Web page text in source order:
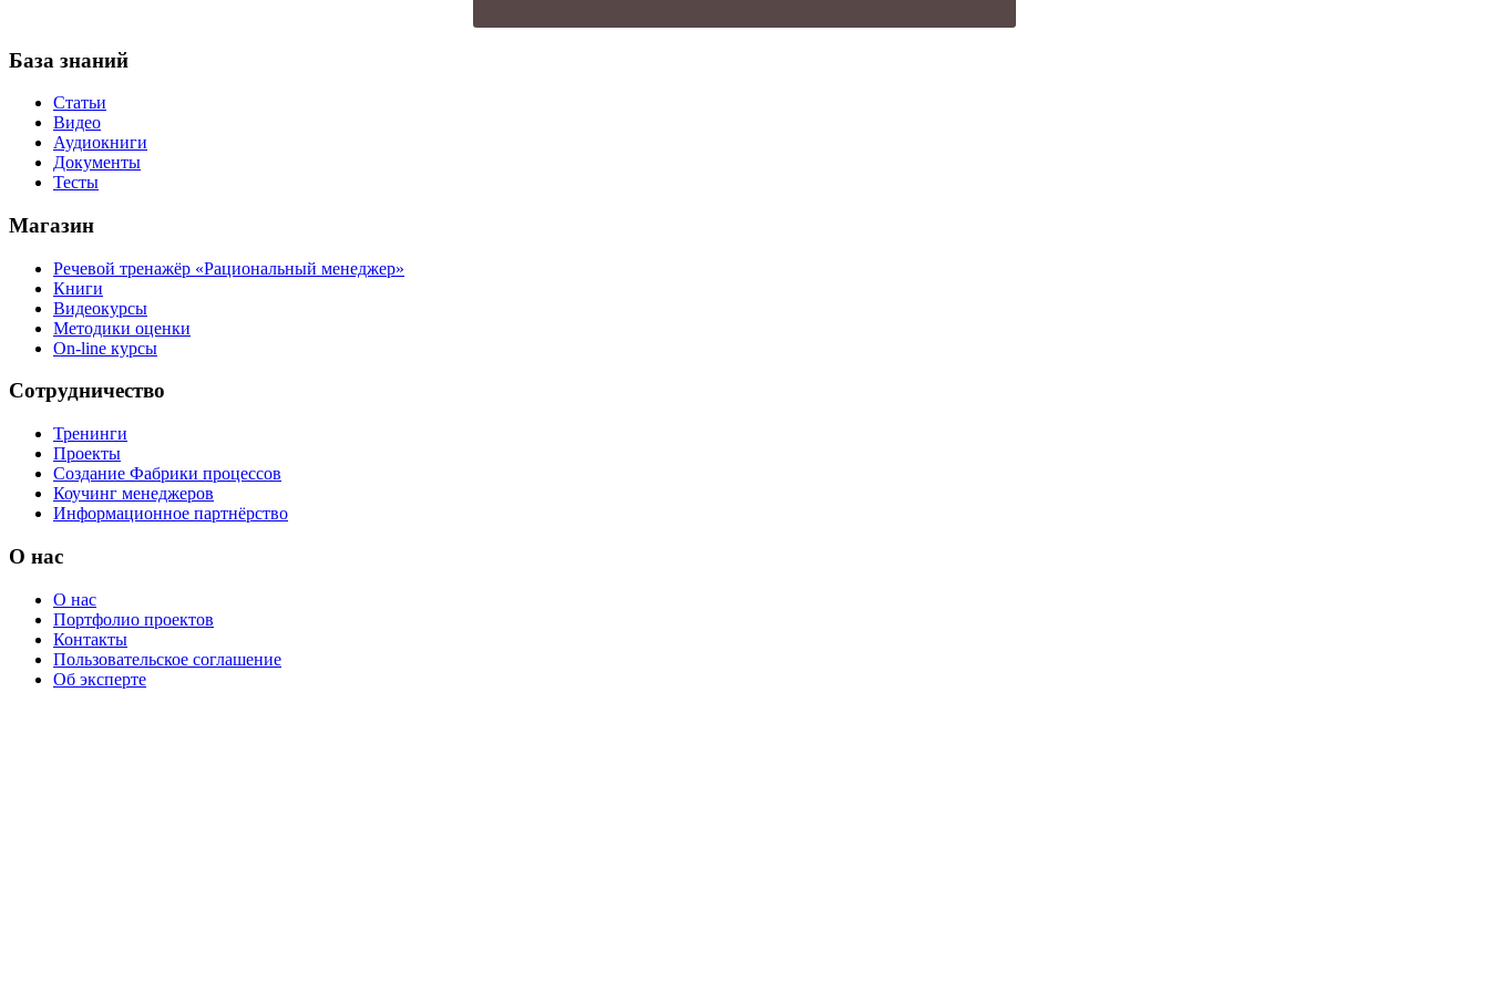
База знаний
Статьи
Видео
Аудиокниги
Документы
Тесты
Магазин
Речевой тренажёр «Рациональный менеджер»
Книги
Видеокурсы
Методики оценки
On-line курсы
Сотрудничество
Тренинги
Проекты
Создание Фабрики процессов
Коучинг менеджеров
Информационное партнёрство
О нас
О нас
Портфолио проектов
Контакты
Пользовательское соглашение
Об эксперте